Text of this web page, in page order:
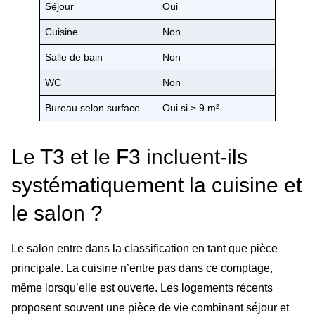
Séjour Oui
Cuisine Non
Salle de bain Non
WC Non
Bureau selon surface Oui si ≥ 9 m²
Le T3 et le F3 incluent-ils
systématiquement la cuisine et
le salon ?
Le salon entre dans la classification en tant que pièce
principale. La cuisine n’entre pas dans ce comptage,
même lorsqu’elle est ouverte. Les logements récents
proposent souvent une pièce de vie combinant séjour et